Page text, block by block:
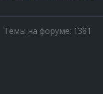
Темы на форуме: 1381